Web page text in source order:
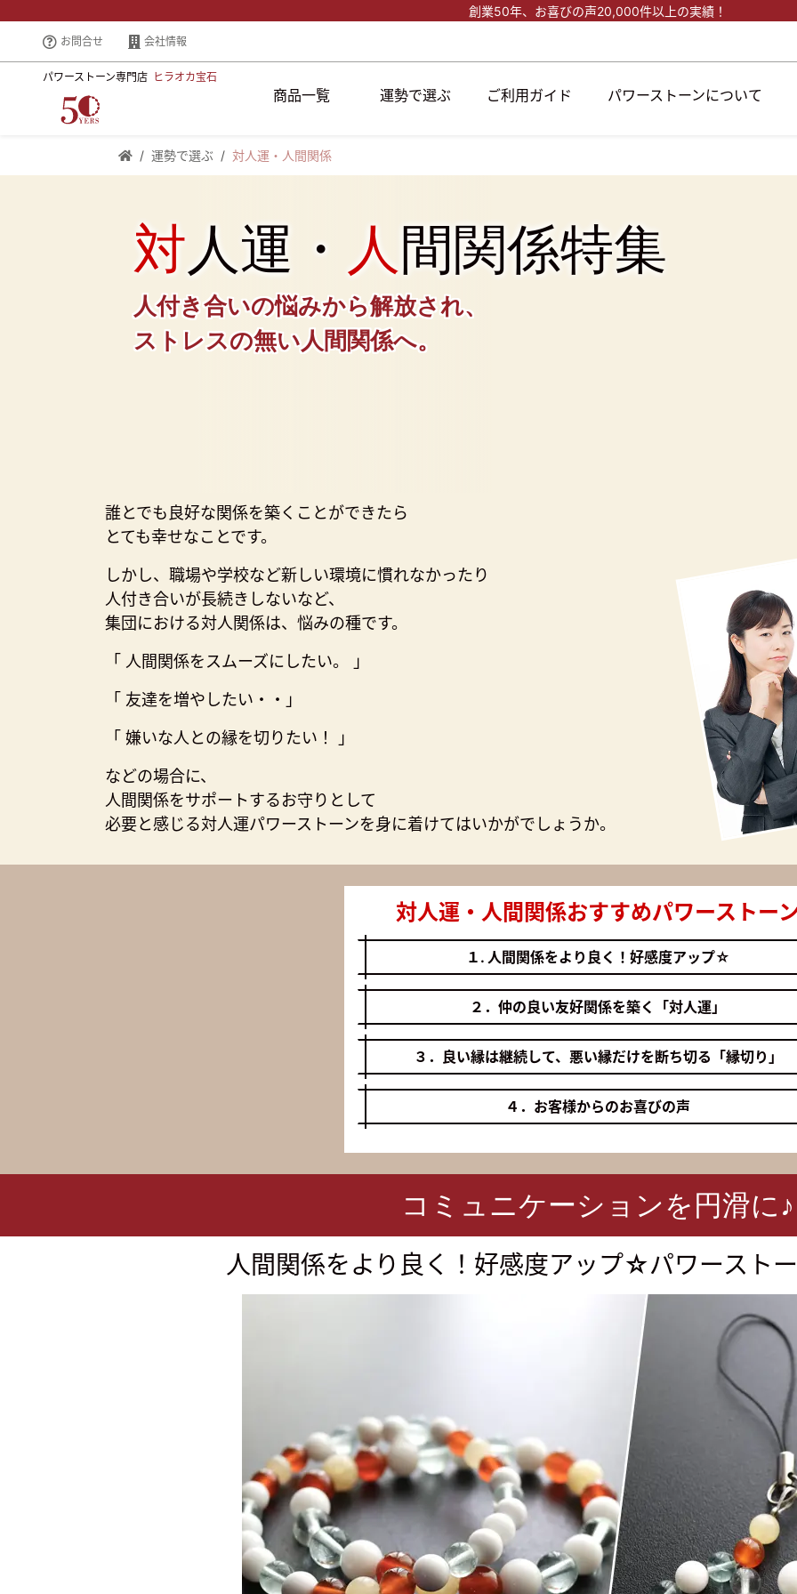
創業50年、 お喜びの声20,000件以上の実績！
お問合せ 会社情報
パワーストーン専門店 ヒラオカ宝石
商品一覧 運勢で選ぶ ご利用ガイド パワーストーンについて
運勢で選ぶ 対人運・人間関係
対人運・ 人 間関係特集
人付き合いの悩みから解放され、
ストレスの無い人間関係へ。
誰とでも良好な関係を築くことができたら
とても幸せなことです。
しかし、職場や学校など新しい環境に慣れなかったり
人付き合いが長続きしないなど、
集団における対人関係は、悩みの種です。
「 人間関係をスムーズにしたい。 」
「 友達を増やしたい・・」
「 嫌いな人との縁を切りたい！ 」
などの場合に、
人間関係をサポートするお守りとして
必要と感じる対人運パワーストーンを身に着けてはいかがでしょうか。
対人運・人間関係おすすめパワーストー
１. 人間関係をより良く！好感度アップ☆
２．仲の良い友好関係を築く「対人運」
３．良い縁は継続して、悪い縁だけを断ち切る「縁切り」
４．お客様からのお喜びの声
コミュニケーションを円滑に♪
人間関係をより良く！ 好感度アップ☆パワースト